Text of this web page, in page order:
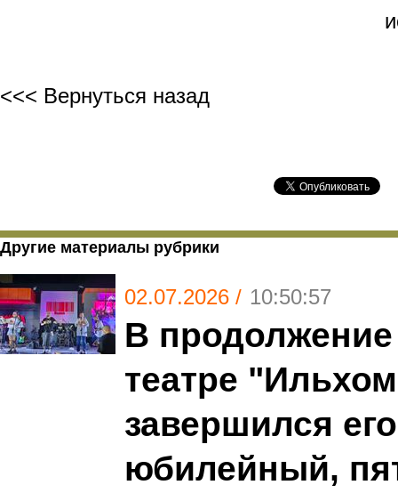
<<< Вернуться назад
Другие материалы рубрики
02.07.2026 / 10:50:57
В
театре
завершился его
юбилейный,